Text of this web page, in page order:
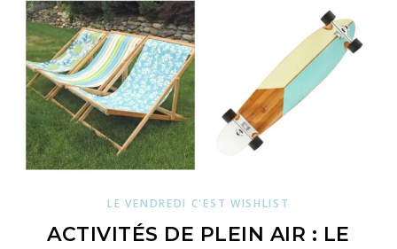
LE VENDREDI C'EST WISHLIST
ACTIVITÉS DE PLEIN AIR : LE